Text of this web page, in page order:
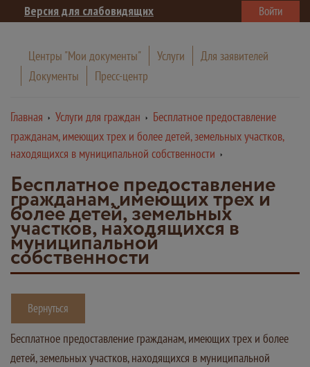
Версия для слабовидящих Войти
Центры "Мои документы" Услуги
Для заявителей
Документы
Пресс-центр
Главная Услуги для граждан
Бесплатное предоставление
гражданам, имеющих трех и более детей, земельных участков,
находящихся в муниципальной собственности
Бесплатное предоставление
гражданам, имеющих трех и
более детей, земельных
участков, находящихся в
муниципальной
собственности
Вернуться
Бесплатное предоставление гражданам, имеющих трех и более
детей, земельных участков, находящихся в муниципальной